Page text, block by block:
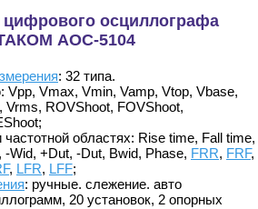
осциллографа
АОС-5104
: 32 типа.
Vpp, Vmax, Vmin, Vamp, Vtop, Vbase,
Vrms, ROVShoot, FOVShoot,
областях: Rise time, Fall time,
-Wid, +Dut, -Dut, Bwid, Phase, FRR, FRF,
, LFR, LFF;
: ручные. слежение. авто
20 установок, 2 опорных